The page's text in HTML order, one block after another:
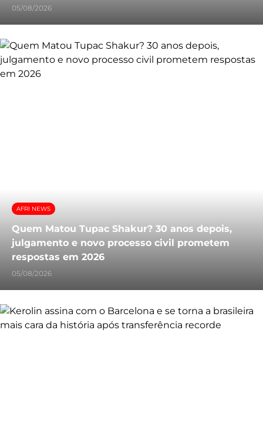
05/08/2026
AFRI NEWS
Quem Matou Tupac Shakur? 30 anos depois,
julgamento e novo processo civil prometem
respostas em 2026
05/08/2026